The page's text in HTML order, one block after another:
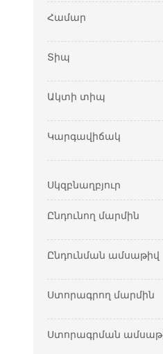
Համար
Տիպ
Ակտի տիպ
Կարգավիճակ
Սկզբնաղբյուր
Ընդունող մարմին
Ընդունման ամսաթիվ
Ստորագրող մարմին
Ստորագրման